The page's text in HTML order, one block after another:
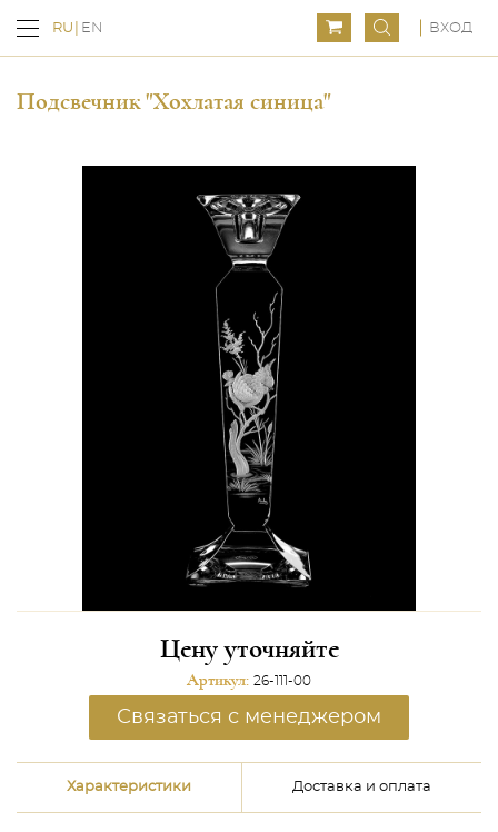
RU EN ВХОД
Подсвечник "Хохлатая синица"
Цену уточняйте
Артикул: 26-111-00
Связаться с менеджером
Характеристики Доставка и оплата